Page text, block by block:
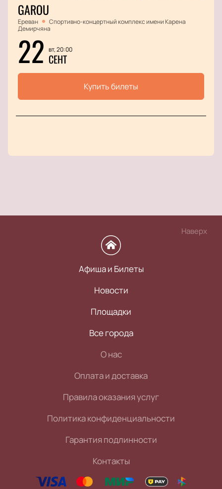
GAROU
Ереван
Спортивно-концертный комплекс имени Карена
Демирчяна
22 вт, 20:00
СЕНТ
Купить билеты
Наверх
Афиша и Билеты
Новости
Площадки
Все города
О нас
Оплата и доставка
Правила оказания услуг
Политика конфиденциальности
Гарантия подлинности
Контакты